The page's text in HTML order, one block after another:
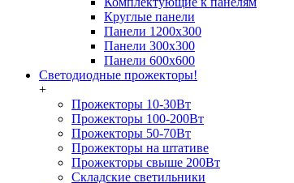
Круглые панели
Панели 1200х300
Панели 300х300
Панели 600х600
Светодиодные прожекторы!
+
Прожекторы 10-30Вт
Прожекторы 100-200Вт
Прожекторы 50-70Вт
Прожекторы на штативе
Прожекторы свыше 200Вт
Складские светильники